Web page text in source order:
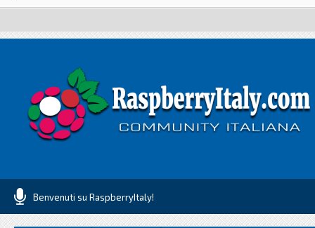
Benvenuti su RaspberryItaly!